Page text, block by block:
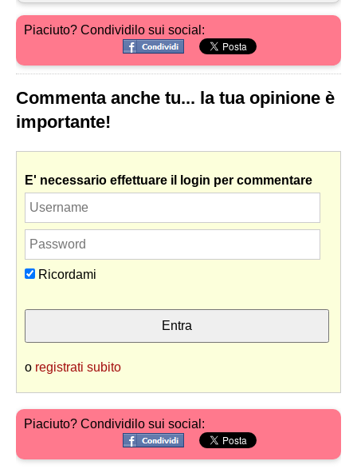
Piaciuto? Condividilo sui social:
Commenta anche tu... la tua opinione è
importante!
E' necessario effettuare il login per commentare
Ricordami
o registrati subito
Piaciuto? Condividilo sui social: